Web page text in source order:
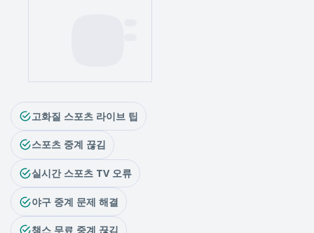
고화질 스포츠 라이브 팁
스포츠 중계 끊김
실시간 스포츠 TV 오류
야구 중계 문제 해결
챔스 무료 중계 끊김